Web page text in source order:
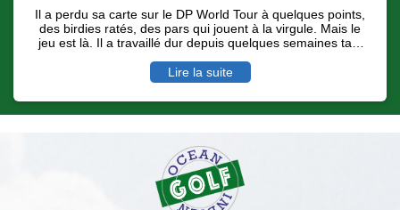
Il a perdu sa carte sur le DP World Tour à quelques points,
des birdies ratés, des pars qui jouent à la virgule. Mais le
jeu est là. Il a travaillé dur depuis quelques semaines tant
nouvelle saison sur la deuxième division européenne,
l'Hotel Planner Tour pouvait payer… Invité sur l'Afrasia
Bank Mauritius Open, malgré des conditions de jeu digne
d'un vrai Links ( rafales de vent et de pluie ), Alexander
de se faire dépasser par l'écossais Scott Jamieson et le
sud Africain Casey Jarvis.
Lire la suite